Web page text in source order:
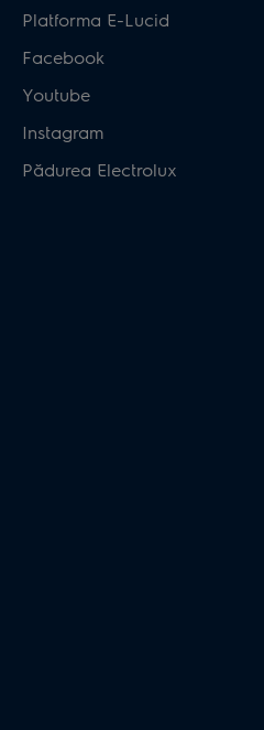
Platforma E-Lucid
Facebook
Youtube
Instagram
Pădurea Electrolux